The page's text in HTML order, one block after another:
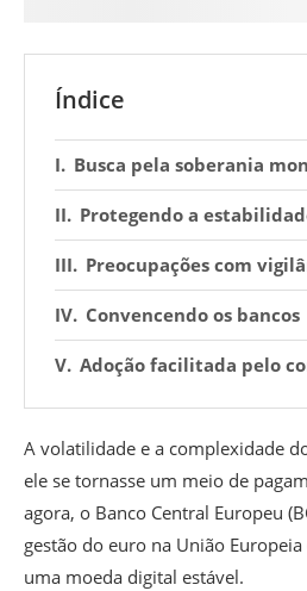
Índice
Busca pela soberania
Protegendo a
Preocupações com
Convencendo os bancos
Adoção facilitada pelo
A volatilidade e a complexidade
ele se tornasse um meio de
agora, o Banco Central Europeu
gestão do euro na União
uma moeda digital estável.